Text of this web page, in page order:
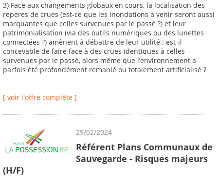
3) Face aux changements globaux en cours, la localisation des
repères de crues (est-ce que les inondations à venir seront aussi
marquantes que celles survenues par le passé ?) et leur
patrimonialisation (via des outils numériques ou des lunettes
connectées ?) amènent à débattre de leur utilité : est-il
concevable de faire face à des crues identiques à celles
survenues par le passé, alors même que l’environnement a
parfois été profondément remanié ou totalement artificialisé ?
[ voir l'offre complète ]
29/02/2024
Référent Plans Communaux de
Sauvegarde - Risques majeurs
(H/F)